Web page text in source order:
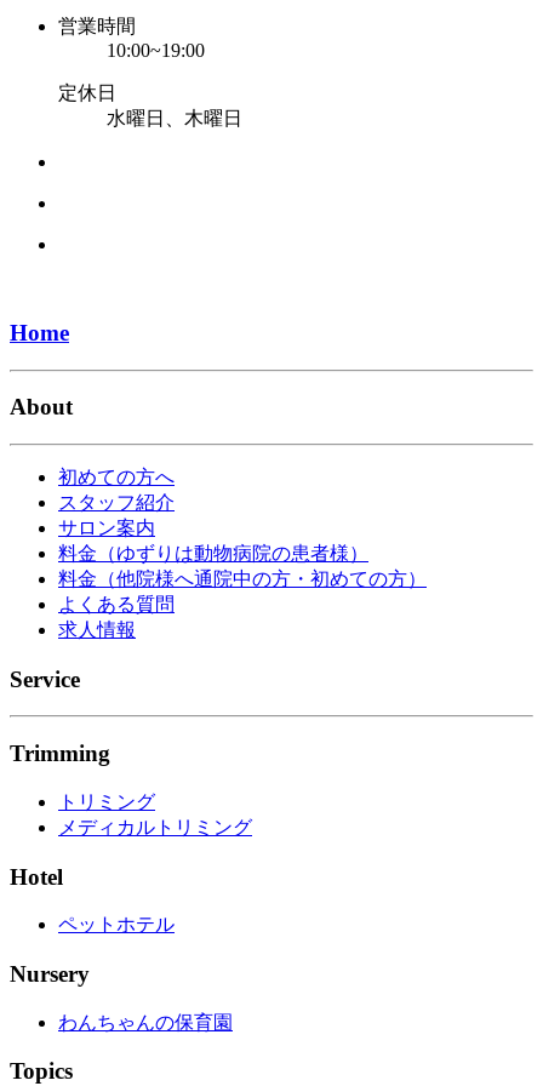
営業時間
10:00~19:00
定休日
水曜日、木曜日
Home
About
初めての方へ
スタッフ紹介
サロン案内
料金（ゆずりは動物病院の患者様）
料金（他院様へ通院中の方・初めての方）
よくある質問
求人情報
Service
Trimming
トリミング
メディカルトリミング
Hotel
ペットホテル
Nursery
わんちゃんの保育園
Topics